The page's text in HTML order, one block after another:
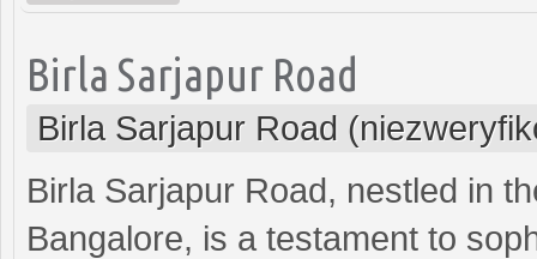
Birla Sarjapur Road
Birla Sarjapur Road
Birla Sarjapur Road, nestled in
Bangalore, is a testament to